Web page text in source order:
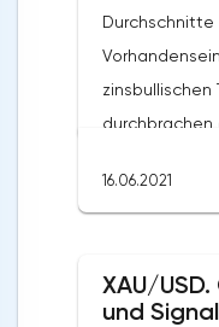
zinsbullischen
durchbrachen
von Käufern
Niveaus
16.06.2021
XAU/
und